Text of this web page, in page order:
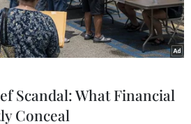
Scandal: What Financial
Conceal